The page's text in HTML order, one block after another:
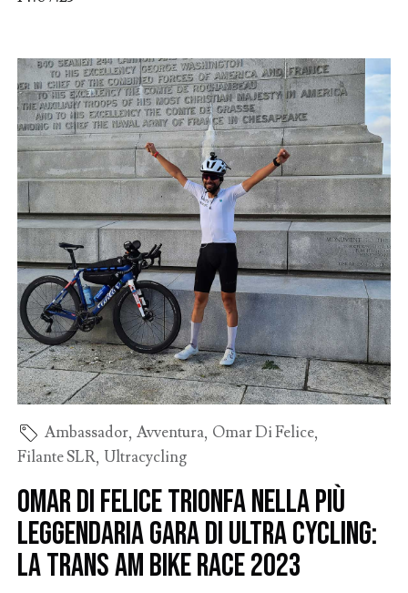
Ambassador, Avventura, Omar Di Felice,
Filante SLR, Ultracycling
Omar Di Felice trionfa nella più
leggendaria gara di Ultra Cycling:
la Trans Am Bike Race 2023